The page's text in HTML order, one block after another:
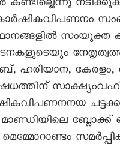
കണ്ടില്ലെന്നു
കാർഷികവിപണനം
സംയുക്ത
ഹരിയാന,
മാണ്ഡിയിലെ
മെമ്മോറാണ്ടം